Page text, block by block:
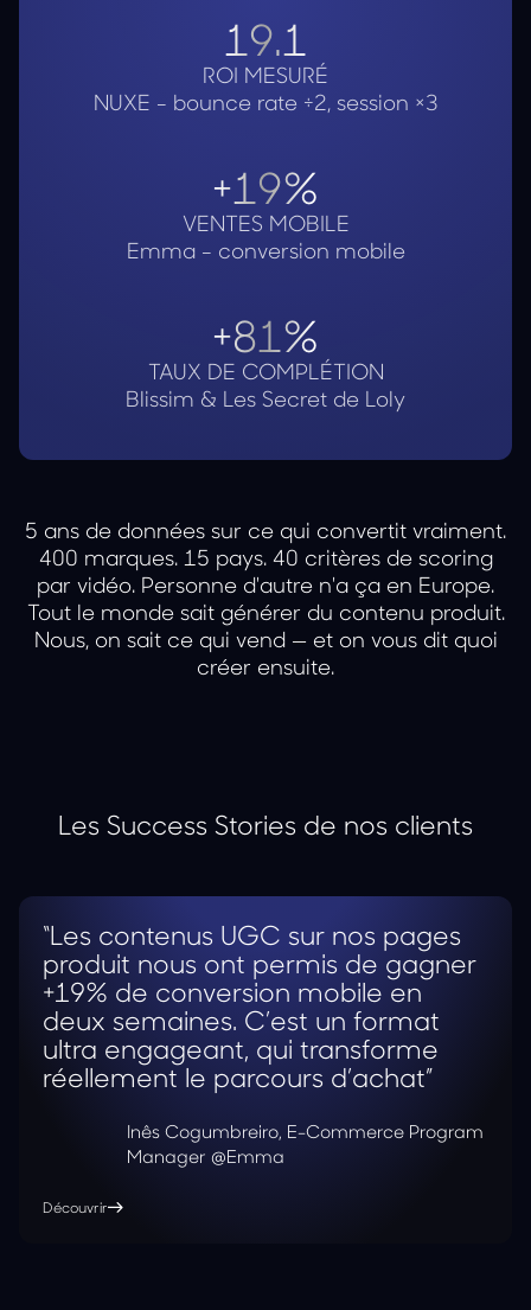
19.1
ROI MESURÉ
NUXE - bounce rate ÷2, session ×3
+19%
VENTES MOBILE
Emma - conversion mobile
+81%
TAUX DE COMPLÉTION
Blissim & Les Secret de Loly
5 ans de données sur ce qui convertit vraiment.
400 marques. 15 pays. 40 critères de scoring
par vidéo. Personne d'autre n'a ça en Europe.
Tout le monde sait générer du contenu produit.
Nous, on sait ce qui vend — et on vous dit quoi
créer ensuite.
Les Success Stories de nos clients
“Les contenus UGC sur nos pages
produit nous ont permis de gagner
+19% de conversion mobile en
deux semaines. C’est un format
ultra engageant, qui transforme
réellement le parcours d’achat”
Inês Cogumbreiro, E-Commerce Program
Manager @Emma
Découvrir